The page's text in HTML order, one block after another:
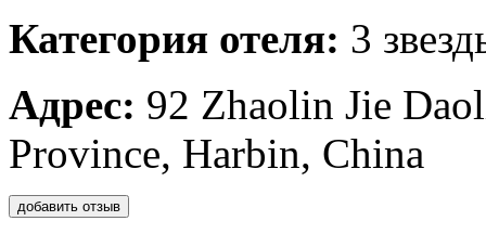
Категория отеля: 3
Адрес: 92 Zhaolin Jie
Province, Harbin, China
добавить отзыв